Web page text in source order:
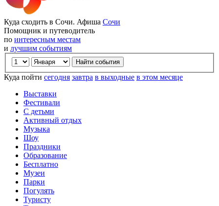
Куда сходить в Сочи. Афиша Сочи
Помощник и путеводитель
по интересным местам
и лучшим событиям
Куда пойти сегодня завтра в выходные в этом месяце
Выставки
Фестивали
С детьми
Активный отдых
Музыка
Шоу
Праздники
Образование
Бесплатно
Музеи
Парки
Погулять
Туристу